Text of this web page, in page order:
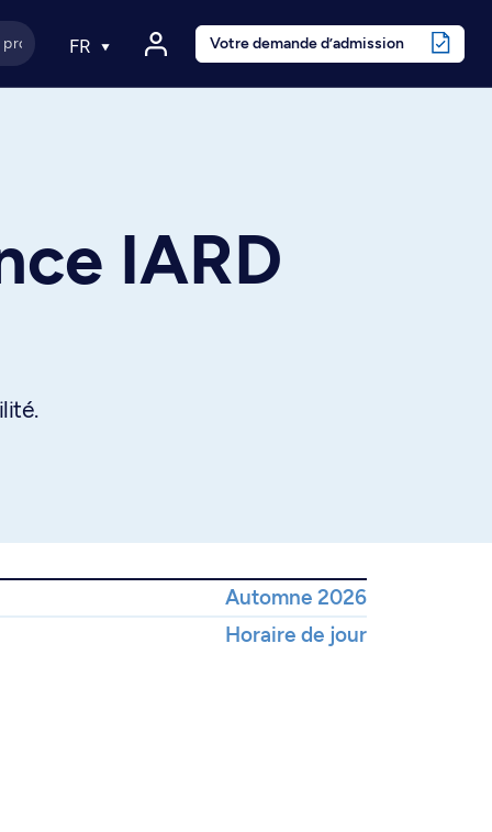
FR Votre demande d’admission
IARD
Automne 2026
Horaire de jour